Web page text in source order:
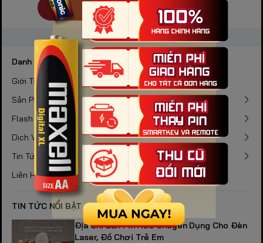
Gửi bình luận
Danh mục
Giới Thiệu
Sản Phẩm
Flash Sale
Dịch Vụ
Tin Tức
Liên Hệ
TIN TỨC NỔI BẬT
Địa Chỉ Bán Pin AG3 Chuyên Dụng Cho Đèn
Laser, Đồ Chơi Trẻ Em